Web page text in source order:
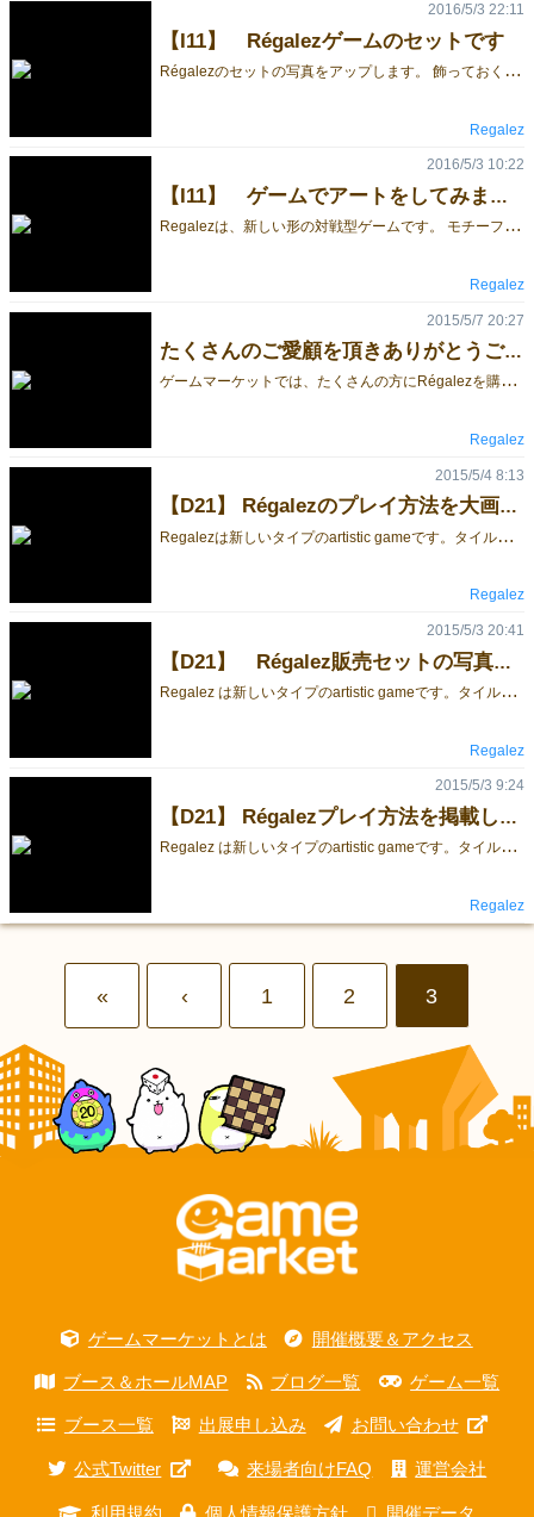
【I11】 Régalezゲームのセットです
R
égalezのセットの写真をアップします。 飾っておくだけでも綺麗です。 白い大理石が似合っています。 是非、楽しんで下さい。 体験コーナーもあります。 一度覗いてください。
2016/5/3 22:11
Regalez
【I11】 ゲームでアートをしてみませんか？
R
egalezは、新しい形の対戦型ゲームです。 モチーフは、カタバミ。 クローバーと似ていますが、葉っぱがハートの形をしています。 タイルを繋げて、枝を伸ばしていきます。 チャンスが来たら枝を切り取って、得点ゲット！ 枝が伸びたり、縮んだり。くるくる変わる形も楽しんでください。 regalez.game@gmail.com
2016/5/3 10:22
Regalez
たくさんのご愛顧を頂きありがとうございました。
ゲ
ームマーケットでは、たくさんの方にRégalezを購入していただきありがとうございました。また、体験コーナーでも多くの方にプレイしていただきまして、感謝しております。もしゲームのことでご質問やご意見がありましたら、下記のメールアドレスへご連絡下さい。 regalez.game@gmail.com
2015/5/7 20:27
Regalez
【D21】 Régalezのプレイ方法を大画面で表示しました。
R
egalezは新しいタイプのartistic gameです。タイルの同じ色のサイドを繋げて枝を伸ばしていきます。チャンスを生かして枝を切り取り、いかに多く得点できるかが勝負の鍵です。タイルの並べ方や機能タイルを使って相手の得点を邪魔したり、知力・勘・運が勝敗を左右します。”Régalez"はフランス語で「歓喜」、モチーフとなったカタバミの花詞です。
2015/5/4 8:13
Regalez
【D21】 Régalez販売セットの写真です
R
egalez は新しいタイプのartistic gameです。タイルの同じ色のサイドを繋げて枝を伸ばしていきます。 チャンスを生かして枝を切り取り、いかに多く得点できるかが勝負の鍵です。タイルの並べ方や機能タイルを使って相手の得点を邪魔したり、知力・勘・運が勝 敗を左右します。”Régalez”はフランス語で「歓喜」、モチーフとなったカタバミの花詞です。 Régalezの販売セットの写真です。 105枚のタイルはアクリル製、40個のCropはベネチアンガラスを使用しています。 ゲーム中の写真です。 代理石の上でもいい感じです。 オリジナルサイコロとオリジナルコインも付いてます。
2015/5/3 20:41
Regalez
【D21】 Régalezプレイ方法を掲載しました。
R
egalez は新しいタイプのartistic gameです。タイルの同じ色のサイドを繋げて枝を伸ばしていきます。 チャンスを生かして枝を切り取り、いかに多く得点できるかが勝負の鍵です。タイルの並べ方や機能タイルを使って相手の得点を邪魔したり、知力・勘・運が勝 敗を左右します。”Régalez”はフランス語で「歓喜」、モチーフとなったカタバミの花詞です。
2015/5/3 9:24
Regalez
« ‹ 1 2 3
ゲームマーケットとは 開催概要＆アクセス
ブース＆ホールMAP ブログ一覧 ゲーム一覧
ブース一覧 出展申し込み お問い合わせ
公式Twitter 来場者向けFAQ 運営会社
利用規約 個人情報保護方針 開催データ